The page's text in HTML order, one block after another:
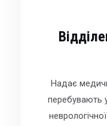
Надає
перебувають